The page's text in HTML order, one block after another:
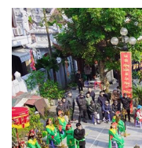
Ngọ). Lễ hội được khai
Giêng năm Bính Ngọ)
đặc sắc nhất là phần thi